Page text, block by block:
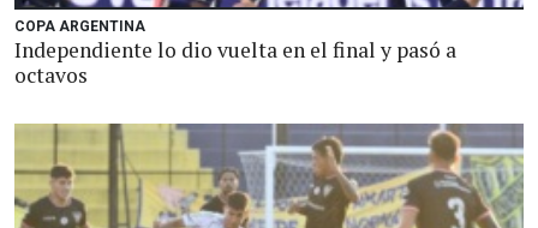
COPA ARGENTINA
Independiente lo dio vuelta en el final y pasó a
octavos